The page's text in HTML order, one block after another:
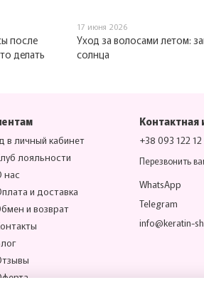
после
делать
17 июня 2026
Уход за волосами летом:
солнца
в личный кабинет
лояльности
нас
и доставка
и возврат
+38 093 122 12
Перезвонить
WhatsApp
Telegram
info@keratin-